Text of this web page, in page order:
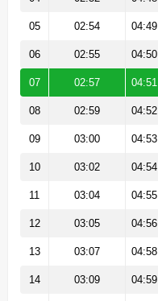
05 02:54 04:49
06 02:55 04:50
07 02:57 04:51
08 02:59 04:52
09 03:00 04:53
10 03:02 04:54
11 03:04 04:55
12 03:05 04:56
13 03:07 04:58
14 03:09 04:59